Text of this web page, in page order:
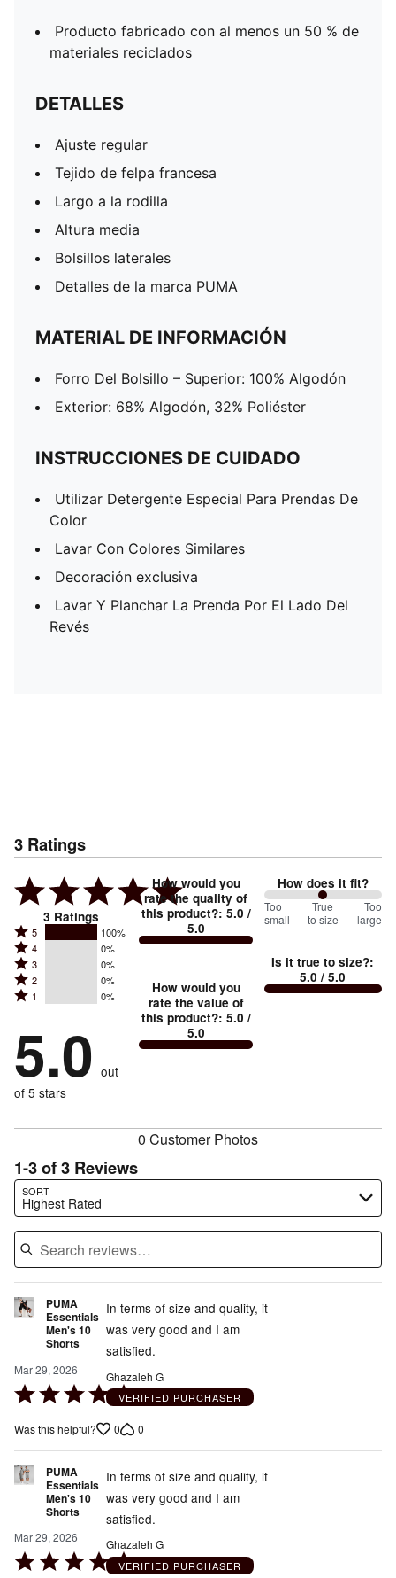
Producto fabricado con al menos un 50 % de
materiales reciclados
DETALLES
Ajuste regular
Tejido de felpa francesa
Largo a la rodilla
Altura media
Bolsillos laterales
Detalles de la marca PUMA
MATERIAL DE INFORMACIÓN
Forro Del Bolsillo – Superior: 100% Algodón
Exterior: 68% Algodón, 32% Poliéster
INSTRUCCIONES DE CUIDADO
Utilizar Detergente Especial Para Prendas De
Color
Lavar Con Colores Similares
Decoración exclusiva
Lavar Y Planchar La Prenda Por El Lado Del
Revés
3 Ratings
3 Ratings
Rated
5
stars
by
of
reviewers
5 100%
Rated
4
stars
by
of
reviewers
4 0%
Rated
3
stars
0%
of
reviewers
3 0%
Rated
2
by
0%
of
reviewers
2 0%
Rated
stars
by
0%
of
1 0%
5.0 out
of 5 stars
How would you
rate the quality of
this product?: 5.0 /
5.0
How would you
rate the value of
this product?: 5.0 /
5.0
How does it fit?
100
between
small
and
Too
small
True
to size
Too
large
Is it true to size?:
5.0 / 5.0
0 Customer Photos
1-3 of 3 Reviews
SORT
Highest Rated
Search reviews…
PUMA
Essentials
Men's 10
Shorts
Mar 29, 2026
Rated
out
of
5
In terms of size and quality, it
was very good and I am
satisfied.
Ghazaleh G
VERIFIED PURCHASER
Was this helpful? 0 0
PUMA
Essentials
Men's 10
Shorts
Mar 29, 2026
Rated
In terms of size and quality, it
was very good and I am
satisfied.
Ghazaleh G
VERIFIED PURCHASER